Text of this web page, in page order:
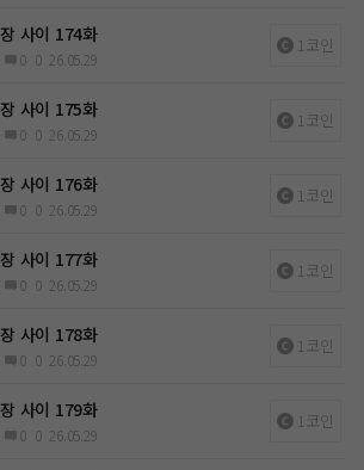
사이 174화
0 0 26.05.29
1코인
사이 175화
0 0 26.05.29
1코인
사이 176화
0 0 26.05.29
1코인
사이 177화
0 0 26.05.29
1코인
사이 178화
0 0 26.05.29
1코인
사이 179화
0 0 26.05.29
1코인